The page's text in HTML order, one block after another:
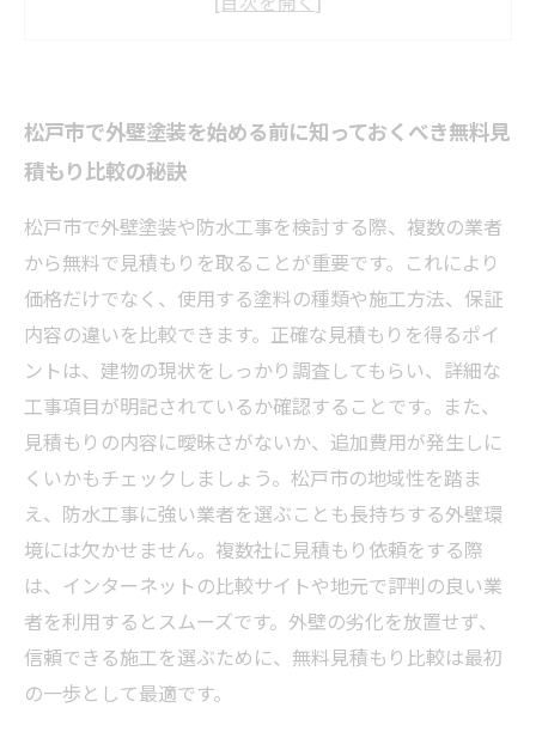
複数の業者から無料で見積もりを取る方法とそ
の外壁塗装＆防水工事を実現する流れ
工事後も安心！松戸市で選ぶべき信頼できる外
壁塗装と防水工事業者の見極め方
松戸市の外壁塗装で失敗しないための5つの無料
見積もり比較ポイント
防水工事もお任せ！松戸市の外壁塗装無料見積
もり比較で賢く選ぶ方法
松戸市で外壁塗装を始める前に知っておくべき無料見
積もり比較の秘訣
松戸市で外壁塗装や防水工事を検討する際、複数の業者
から無料で見積もりを取ることが重要です。これにより
価格だけでなく、使用する塗料の種類や施工方法、保証
内容の違いを比較できます。正確な見積もりを得るポイ
ントは、建物の現状をしっかり調査してもらい、詳細な
工事項目が明記されているか確認することです。また、
見積もりの内容に曖昧さがないか、追加費用が発生しに
くいかもチェックしましょう。松戸市の地域性を踏ま
え、防水工事に強い業者を選ぶことも長持ちする外壁環
境には欠かせません。複数社に見積もり依頼をする際
は、インターネットの比較サイトや地元で評判の良い業
者を利用するとスムーズです。外壁の劣化を放置せず、
信頼できる施工を選ぶために、無料見積もり比較は最初
の一歩として最適です。